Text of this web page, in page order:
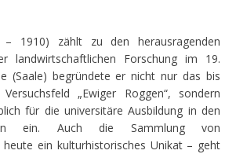
– 1910) zählt zu den herausragenden
landwirtschaftlichen Forschung im 19.
(Saale) begründete er nicht nur das bis
„Ewiger Roggen“, sondern
für die universitäre Ausbildung in den
ein. Auch die Sammlung von
heute ein kulturhistorisches Unikat – geht